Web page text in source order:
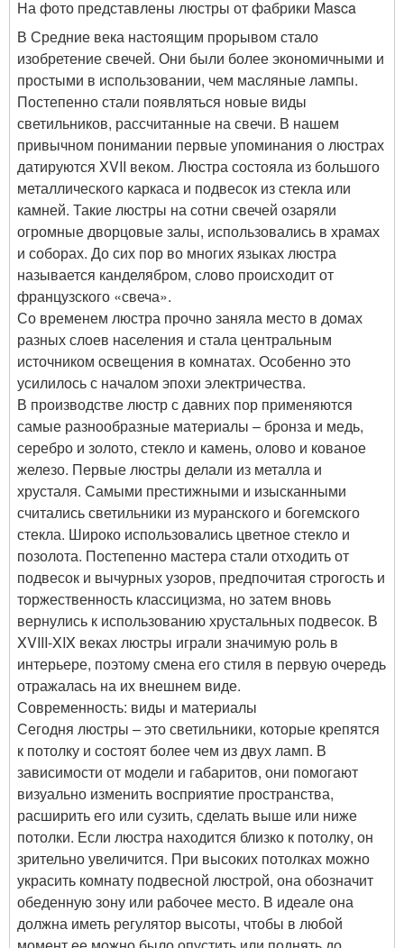
На фото представлены люстры от фабрики Masca
В Средние века настоящим прорывом стало
изобретение свечей. Они были более экономичными и
простыми в использовании, чем масляные лампы.
Постепенно стали появляться новые виды
светильников, рассчитанные на свечи. В нашем
привычном понимании первые упоминания о люстрах
датируются XVII веком. Люстра состояла из большого
металлического каркаса и подвесок из стекла или
камней. Такие люстры на сотни свечей озаряли
огромные дворцовые залы, использовались в храмах
и соборах. До сих пор во многих языках люстра
называется канделябром, слово происходит от
французского «свеча».
Со временем люстра прочно заняла место в домах
разных слоев населения и стала центральным
источником освещения в комнатах. Особенно это
усилилось с началом эпохи электричества.
В производстве люстр с давних пор применяются
самые разнообразные материалы – бронза и медь,
серебро и золото, стекло и камень, олово и кованое
железо. Первые люстры делали из металла и
хрусталя. Самыми престижными и изысканными
считались светильники из муранского и богемского
стекла. Широко использовались цветное стекло и
позолота. Постепенно мастера стали отходить от
подвесок и вычурных узоров, предпочитая строгость и
торжественность классицизма, но затем вновь
вернулись к использованию хрустальных подвесок. В
XVIII-XIX веках люстры играли значимую роль в
интерьере, поэтому смена его стиля в первую очередь
отражалась на их внешнем виде.
Современность: виды и материалы
Сегодня люстры – это светильники, которые крепятся
к потолку и состоят более чем из двух ламп. В
зависимости от модели и габаритов, они помогают
визуально изменить восприятие пространства,
расширить его или сузить, сделать выше или ниже
потолки. Если люстра находится близко к потолку, он
зрительно увеличится. При высоких потолках можно
украсить комнату подвесной люстрой, она обозначит
обеденную зону или рабочее место. В идеале она
должна иметь регулятор высоты, чтобы в любой